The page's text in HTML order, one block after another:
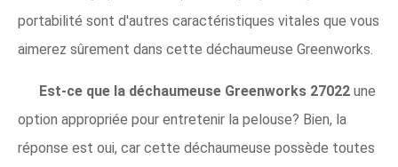
portabilité sont d'autres caractéristiques vitales que vous
aimerez sûrement dans cette déchaumeuse Greenworks.
Est-ce que la déchaumeuse Greenworks 27022 une
option appropriée pour entretenir la pelouse? Bien, la
réponse est oui, car cette déchaumeuse possède toutes